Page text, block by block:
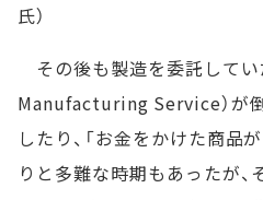
氏）
その後も製造を委託して
Manufacturing Service）が
したり、「お金をかけた商品
りと多難な時期もあったが